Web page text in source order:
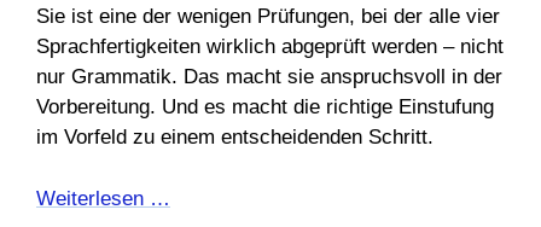
Sie ist eine der wenigen Prüfungen, bei der alle vier
Sprachfertigkeiten wirklich abgeprüft werden – nicht
nur Grammatik. Das macht sie anspruchsvoll in der
Vorbereitung. Und es macht die richtige Einstufung
im Vorfeld zu einem entscheidenden Schritt.
Weiterlesen …